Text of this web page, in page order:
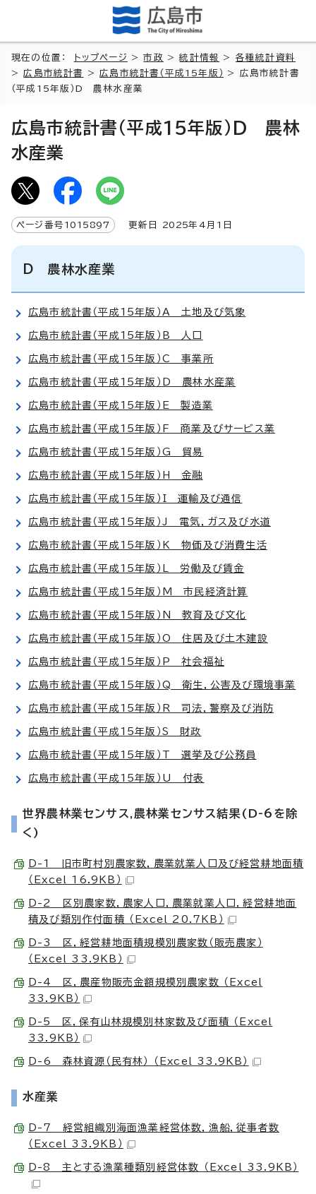
現在の位置： トップページ >市政 >統計情報 > 各種統計資料
>広島市統計書 >広島市統計書（平成15年版）
> 広島市統計書
（平成15年版）D 農林水産業
広島市統計書（平成15年版）D 農林
水産業
ページ番号 1015897 更新日 2025年4月1日
D 農林水産業
広島市統計書（平成15年版）A 土地及び気象
広島市統計書（平成15年版）B 人口
広島市統計書（平成15年版）C 事業所
広島市統計書（平成15年版）D 農林水産業
広島市統計書（平成15年版）E 製造業
広島市統計書（平成15年版）F 商業及びサービス業
広島市統計書（平成15年版）G 貿易
広島市統計書（平成15年版）H 金融
広島市統計書（平成15年版）I 運輸及び通信
広島市統計書（平成15年版）J 電気，ガス及び水道
広島市統計書（平成15年版）K 物価及び消費生活
広島市統計書（平成15年版）L 労働及び賃金
広島市統計書（平成15年版）M 市民経済計算
広島市統計書（平成15年版）N 教育及び文化
広島市統計書（平成15年版）O 住居及び土木建設
広島市統計書（平成15年版）P 社会福祉
広島市統計書（平成15年版）Q 衛生，公害及び環境事業
広島市統計書（平成15年版）R 司法，警察及び消防
広島市統計書（平成15年版）S 財政
広島市統計書（平成15年版）T 選挙及び公務員
広島市統計書（平成15年版）U 付表
世界農林業センサス,農林業センサス結果(D-6を除
く)
D-1 旧市町村別農家数，農業就業人口及び経営耕地面積
（Excel 16.9KB）
D-2 区別農家数，農家人口，農業就業人口，経営耕地面
積及び類別作付面積 （Excel 20.7KB）
D-3 区，経営耕地面積規模別農家数（販売農家）
（Excel 33.9KB）
D-4 区，農産物販売金額規模別農家数 （Excel
33.9KB）
D-5 区，保有山林規模別林家数及び面積 （Excel
33.9KB）
D-6 森林資源（民有林） （Excel 33.9KB）
水産業
D-7 経営組織別海面漁業経営体数，漁船，従事者数
（Excel 33.9KB）
D-8 主とする漁業種類別経営体数 （Excel 33.9KB）